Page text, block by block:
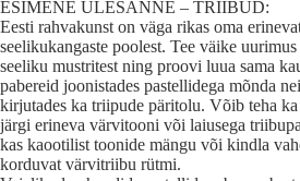
ESIMENE ÜLESANNE – TRIIBUD:
Eesti rahvakunst on väga rikas oma
seelikukangaste poolest. Tee väike
seeliku mustritest ning proovi luua sama
pabereid joonistades pastellidega mõnda
kirjutades ka triipude päritolu. Võib teha ka
järgi erineva värvitooni või laiusega
kas kaootilist toonide mängu või kindla
korduvat värvitriibu rütmi.